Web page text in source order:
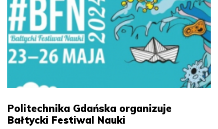
Politechnika Gdańska organizuje
Bałtycki Festiwal Nauki